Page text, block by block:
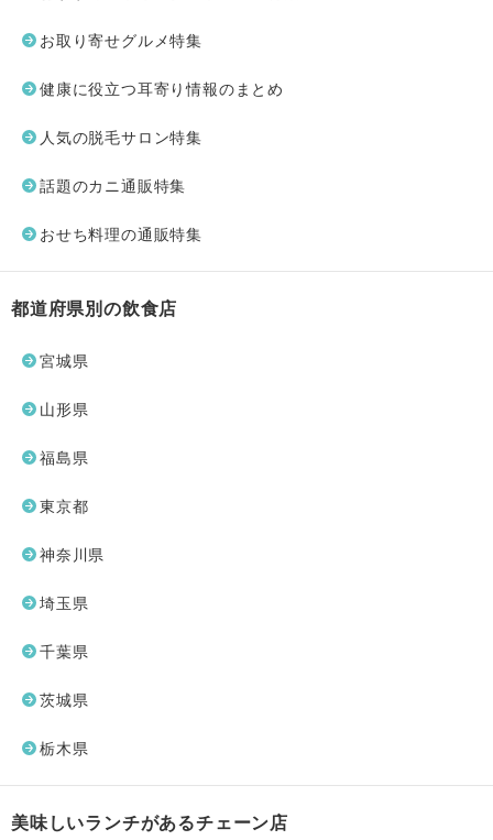
お取り寄せグルメ特集
健康に役立つ耳寄り情報のまとめ
人気の脱毛サロン特集
話題のカニ通販特集
おせち料理の通販特集
都道府県別の飲食店
宮城県
山形県
福島県
東京都
神奈川県
埼玉県
千葉県
茨城県
栃木県
美味しいランチがあるチェーン店